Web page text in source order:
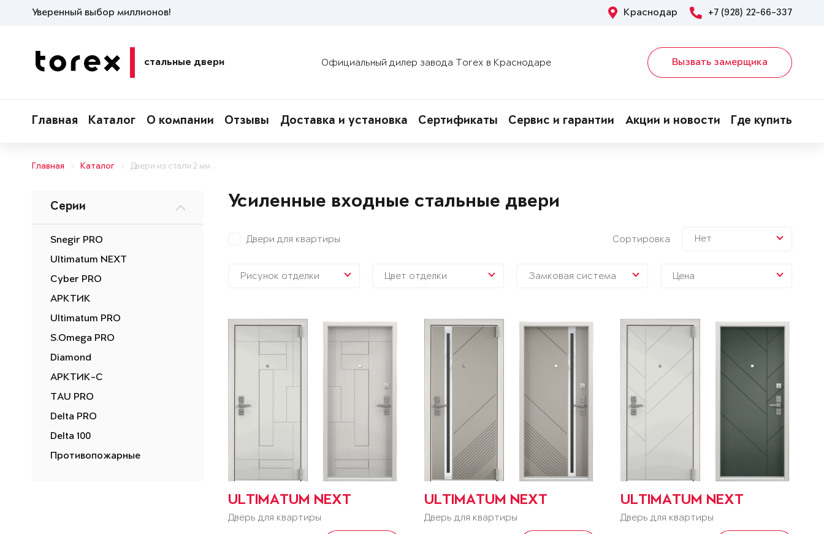
Уверенный выбор миллионов! Краснодар +7 (928) 22-66-337
стальные двери Официальный дилер завода Torex в Краснодаре Вызвать замерщика
Главная Каталог О компании Отзывы Доставка и установка Сертификаты Сервис и гарантии Акции и новости Где купить
Главная Каталог Двери из стали 2 мм
Серии
Snegir PRO
Ultimatum NEXT
Cyber PRO
АРКТИК
Ultimatum PRO
S.Omega PRO
Diamond
АРКТИК-С
TAU PRO
Delta PRO
Delta 100
Противопожарные
Усиленные входные стальные двери
Двери для квартиры Сортировка Нет
Рисунок отделки Цвет отделки Замковая система Цена
ULTIMATUM NEXT
Дверь для квартиры
ULTIMATUM NEXT
Дверь для квартиры
ULTIMATUM NEXT
Дверь для квартиры